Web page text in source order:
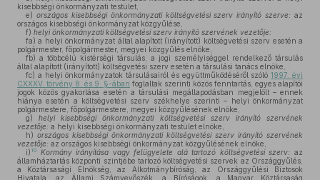
kisebbségi önkormányzati testület,
e) országos kisebbségi önkormányzati költségvetési szerv irányító szerve: az
országos kisebbségi önkormányzat közgyűlése,
f) helyi önkormányzati költségvetési szerv irányító szervének vezetője:
fa) a helyi önkormányzat által alapított (irányított) költségvetési szerv esetén a
polgármester, főpolgármester, megyei közgyűlés elnöke,
fb) a többcélú kistérségi társulás, a jogi személyiséggel rendelkező társulás
által alapított (irányított) költségvetési szerv esetén a társulási tanács elnöke,
fc) a helyi önkormányzatok társulásairól és együttműködéséről szóló1997. évi
CXXXV. törvény 8. és 9. §-ában foglaltak szerinti közös fenntartás, egyes alapítói
jogok közös gyakorlása esetén a társulási megállapodásban megjelölt – ennek
hiánya esetén a költségvetési szerv székhelye szerinti – helyi önkormányzat
polgármestere, főpolgármestere, megyei közgyűlésének elnöke,
g)
helyi kisebbségi önkormányzati költségvetési szerv irányító szervének
vezetője: a helyi kisebbségi önkormányzati testület elnöke,
h) országos kisebbségi önkormányzati költségvetési szerv irányító szervének
vezetője: az országos kisebbségi önkormányzat közgyűlésének elnöke,
i) 10 Kormány irányítása vagy felügyelete alá tartozó költségvetési szerv: az
államháztartás központi szintjébe tartozó költségvetési szervek az Országgyűlés,
a Köztársasági Elnökség, az Alkotmánybíróság, az Országgyűlési Biztosok
Hivatala, az Állami Számvevőszék, a Bíróságok, a Magyar Köztársaság